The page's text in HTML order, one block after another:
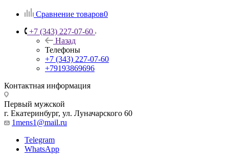
Сравнение товаров0
+7 (343) 227-07-60
Назад
Телефоны
+7 (343) 227-07-60
+79193869696
Контактная информация
Первый мужской
г. Екатеринбург, ул. Луначарского 60
1mens1@mail.ru
Telegram
WhatsApp